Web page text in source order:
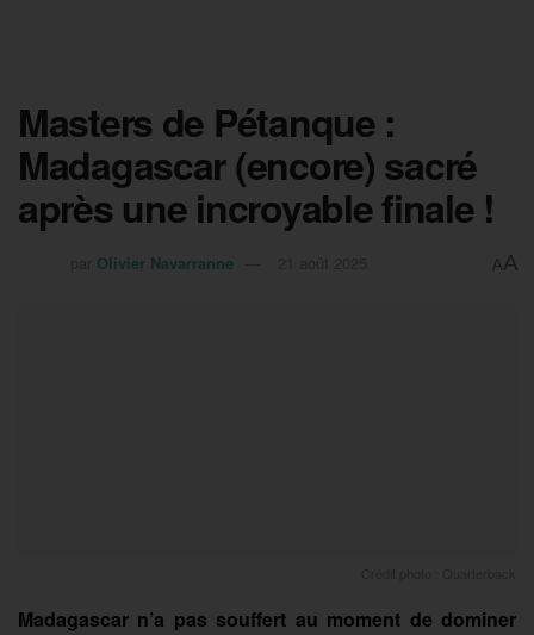
Masters de Pétanque :
Madagascar (encore) sacré
après une incroyable finale !
Olivier Navarranne AA
Madagascar n’a pas souffert au moment de dominer